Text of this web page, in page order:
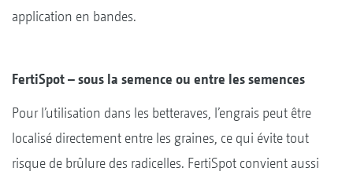
application en bandes.
FertiSpot – sous la semence ou entre les semences
Pour l’utilisation dans les betteraves, l’engrais peut être
localisé directement entre les graines, ce qui évite tout
risque de brûlure des radicelles. FertiSpot convient aussi